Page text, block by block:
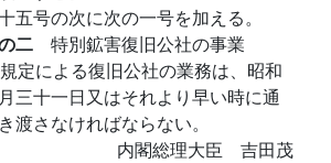
五号の次に次の一号を加える。
二 特別鉱害復旧公社の事業
定による復旧公社の業務は、昭和
三十一日又はそれより早い時に通
渡さなければならない。
内閣総理大臣 吉田茂